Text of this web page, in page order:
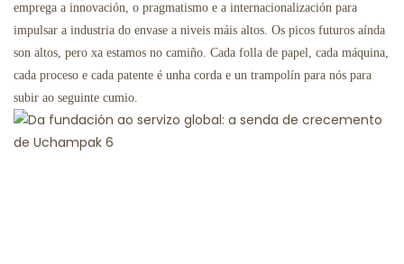
emprega a innovación, o pragmatismo e a internacionalización para
impulsar a industria do envase a niveis máis altos. Os picos futuros aínda
son altos, pero xa estamos no camiño. Cada folla de papel, cada máquina,
cada proceso e cada patente é unha corda e un trampolín para nós para
subir ao seguinte cumio.